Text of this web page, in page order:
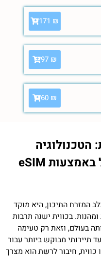
171 ₪
97 ₪
60 ₪
שתשפר לכם את הטיול באמצעות eSIM
המזרח התיכון, היא מוקד
בכווית ישנה תרבות
בעולם, וזאת רק טעימה
תיירותי מבוקש ביותר עבור
חיבור לרשת הוא מצרך